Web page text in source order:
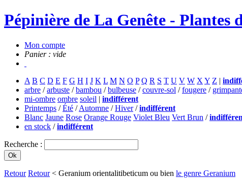
Pépinière de La Genête -
Mon compte
Panier : vide
A B C D E F G H I J K L M N O P Q R S T U V W X Y Z |
arbre /arbuste /bambou /bulbeuse /couvre-sol /fougere /
mi-ombre ombre soleil | indifférent
Printemps /Été /Automne /Hiver/indifférent
Blanc Jaune Rose Orange Rouge Violet Bleu Vert Brun /
en stock /indifférent
Recherche :
Retour Retour< Geranium orientalitibeticum ou bien le genre Geranium